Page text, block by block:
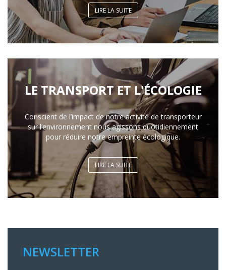
LIRE LA SUITE
LE TRANSPORT ET L'ÉCOLOGIE
Conscient de l’impact de notre activité de transporteur
sur l’environnement nous agissons quotidiennement
pour réduire notre empreinte écologique.
LIRE LA SUITE
NEWSLETTER